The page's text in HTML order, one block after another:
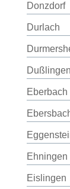
Donzdorf
Durlach
Dußlingen
Eberbach
Ehningen
Eislingen